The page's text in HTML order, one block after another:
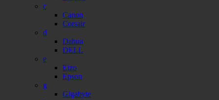
c
Canon
Corsair
d
Dahua
DELL
e
Eizo
Epson
g
Gigabyte